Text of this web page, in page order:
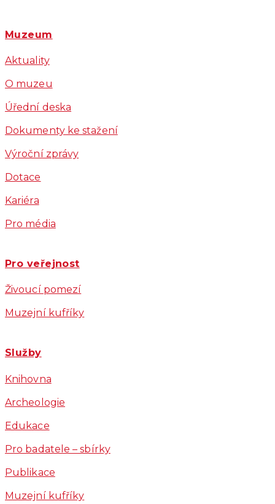
Muzeum
Aktuality
O muzeu
Úřední deska
Dokumenty ke stažení
Výroční zprávy
Dotace
Kariéra
Pro média
Pro veřejnost
Živoucí pomezí
Muzejní kufříky
Služby
Knihovna
Archeologie
Edukace
Pro badatele – sbírky
Publikace
Muzejní kufříky